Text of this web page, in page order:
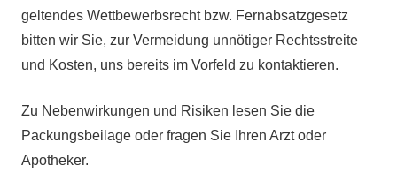
geltendes Wettbewerbsrecht bzw. Fernabsatzgesetz
bitten wir Sie, zur Vermeidung unnötiger Rechtsstreite
und Kosten, uns bereits im Vorfeld zu kontaktieren.
Zu Nebenwirkungen und Risiken lesen Sie die
Packungsbeilage oder fragen Sie Ihren Arzt oder
Apotheker.